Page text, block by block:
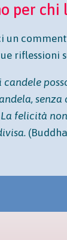
per chi
un
riflessioni
senza
felicità